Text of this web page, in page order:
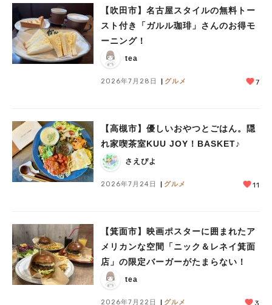
【吹田市】名古屋スタイルの無料トー
スト付き「ガルル珈琲」さんのお得モ
ーニング！
tea
2026年7月28日 グルメ 7
【高槻市】優しいおやつとごはん。隠
れ家喫茶室KUU JOY！BASKET♪
さえぴよ
2026年7月24日 グルメ 11
【箕面市】映画ポスターに囲まれたア
メリカンな空間「ニック＆レネイ箕面
店」の限定バーガーがたまらない！
tea
2026年7月22日 グルメ 3